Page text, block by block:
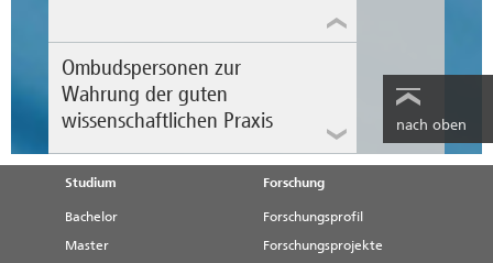
Ombudspersonen zur
Wahrung der guten
wissenschaftlichen Praxis
nach oben
Studium
Bachelor
Master
Forschung
Forschungsprofil
Forschungsprojekte